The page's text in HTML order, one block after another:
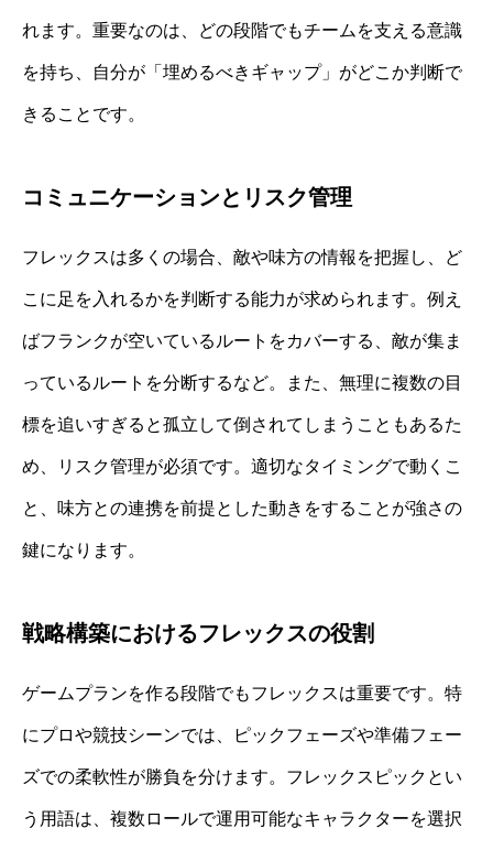
れます。重要なのは、どの段階でもチームを支える意識
を持ち、自分が「埋めるべきギャップ」がどこか判断で
きることです。
コミュニケーションとリスク管理
フレックスは多くの場合、敵や味方の情報を把握し、ど
こに足を入れるかを判断する能力が求められます。例え
ばフランクが空いているルートをカバーする、敵が集ま
っているルートを分断するなど。また、無理に複数の目
標を追いすぎると孤立して倒されてしまうこともあるた
め、リスク管理が必須です。適切なタイミングで動くこ
と、味方との連携を前提とした動きをすることが強さの
鍵になります。
戦略構築におけるフレックスの役割
ゲームプランを作る段階でもフレックスは重要です。特
にプロや競技シーンでは、ピックフェーズや準備フェー
ズでの柔軟性が勝負を分けます。フレックスピックとい
う用語は、複数ロールで運用可能なキャラクターを選択